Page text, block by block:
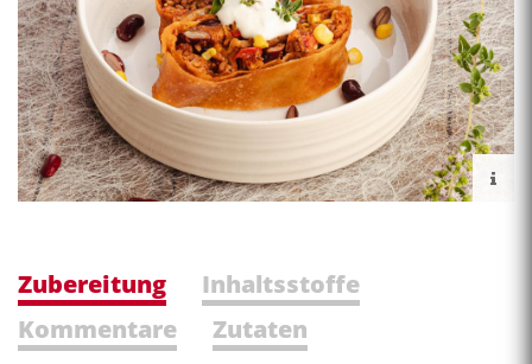
Zubereitung
Inhaltsstoffe
Kommentare
Zutaten